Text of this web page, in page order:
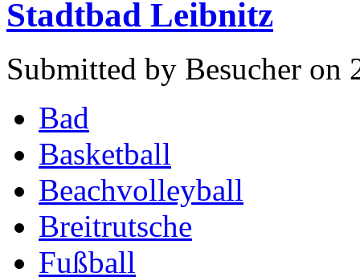
Stadtbad Leibnitz
Submitted by Besucher on
Bad
Basketball
Beachvolleyball
Breitrutsche
Fußball